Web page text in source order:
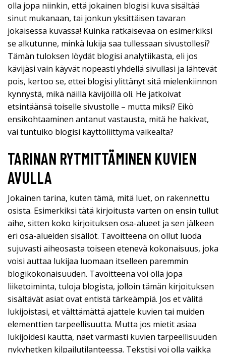
olla jopa niinkin, että jokainen blogisi kuva sisältää
sinut mukanaan, tai jonkun yksittäisen tavaran
jokaisessa kuvassa! Kuinka ratkaisevaa on esimerkiksi
se alkutunne, minkä lukija saa tullessaan sivustollesi?
Tämän tuloksen löydät blogisi analytiikasta, eli jos
kävijäsi vain käyvät nopeasti yhdellä sivullasi ja lähtevät
pois, kertoo se, ettei blogisi ylittänyt sitä mielenkiinnon
kynnystä, mikä näillä kävijöillä oli. He jatkoivat
etsintäänsä toiselle sivustolle – mutta miksi? Eikö
ensikohtaaminen antanut vastausta, mitä he hakivat,
vai tuntuiko blogisi käyttöliittymä vaikealta?
TARINAN RYTMITTÄMINEN KUVIEN
AVULLA
Jokainen tarina, kuten tämä, mitä luet, on rakennettu
osista. Esimerkiksi tätä kirjoitusta varten on ensin tullut
aihe, sitten koko kirjoituksen osa-alueet ja sen jälkeen
eri osa-alueiden sisällöt. Tavoitteena on ollut luoda
sujuvasti aiheosasta toiseen etenevä kokonaisuus, joka
voisi auttaa lukijaa luomaan itselleen paremmin
blogikokonaisuuden. Tavoitteena voi olla jopa
liiketoiminta, tuloja blogista, jolloin tämän kirjoituksen
sisältävät asiat ovat entistä tärkeämpiä. Jos et välitä
lukijoistasi, et välttämättä ajattele kuvien tai muiden
elementtien tarpeellisuutta. Mutta jos mietit asiaa
lukijoidesi kautta, näet varmasti kuvien tarpeellisuuden
nykyhetken kilpailutilanteessa. Tekstisi voi olla vaikka